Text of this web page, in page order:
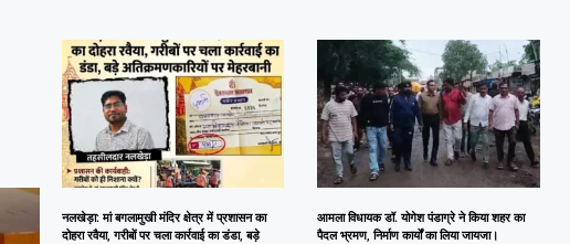
नलखेड़ा: मां बगलामुखी मंदिर क्षेत्र में प्रशासन का
दोहरा रवैया, गरीबों पर चला कार्रवाई का डंडा, बड़े
आमला विधायक डॉ. योगेश पंडाग्रे ने किया शहर का
पैदल भ्रमण, निर्माण कार्यों का लिया जायजा।